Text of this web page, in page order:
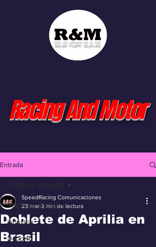
Racing And Motor
Entrada
Todas las entradas
Industria
Deporte
Todas las entradas
Doblete de Aprilia en
Brasil
SpeedRacing Comunicaciones
23 mar 3 min de lectura